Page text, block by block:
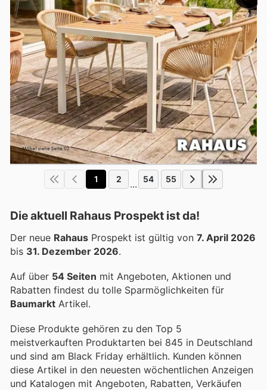
1 2 ... 54 55
Die aktuell Rahaus Prospekt ist da!
Der neue Rahaus Prospekt ist gültig von 7. April 2026
bis 31. Dezember 2026.
Auf über 54 Seiten mit Angeboten, Aktionen und
Rabatten findest du tolle Sparmöglichkeiten für
Baumarkt Artikel.
Diese Produkte gehören zu den Top 5
meistverkauften Produktarten bei 845 in Deutschland
und sind am Black Friday erhältlich. Kunden können
diese Artikel in den neuesten wöchentlichen Anzeigen
und Katalogen mit Angeboten, Rabatten, Verkäufen